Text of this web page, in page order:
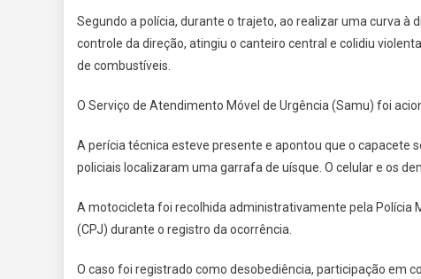
Segundo a polícia, durante o trajeto, ao realizar uma curva à
controle da direção, atingiu o canteiro central e colidiu
de combustíveis.
O Serviço de Atendimento Móvel de Urgência (Samu) foi
A perícia técnica esteve presente e apontou que o capacete
policiais localizaram uma garrafa de uísque. O celular e os
A motocicleta foi recolhida administrativamente pela Polícia
(CPJ) durante o registro da ocorrência.
O caso foi registrado como desobediência, participação em